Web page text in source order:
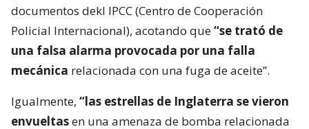
documentos dekl IPCC (Centro de Cooperación
Policial Internacional), acotando que“se trató de
una falsa alarma provocada por una falla
mecánica relacionada con una fuga de aceite”.
Igualmente, “las estrellas de Inglaterra se vieron
envueltasen una amenaza de bomba relacionada